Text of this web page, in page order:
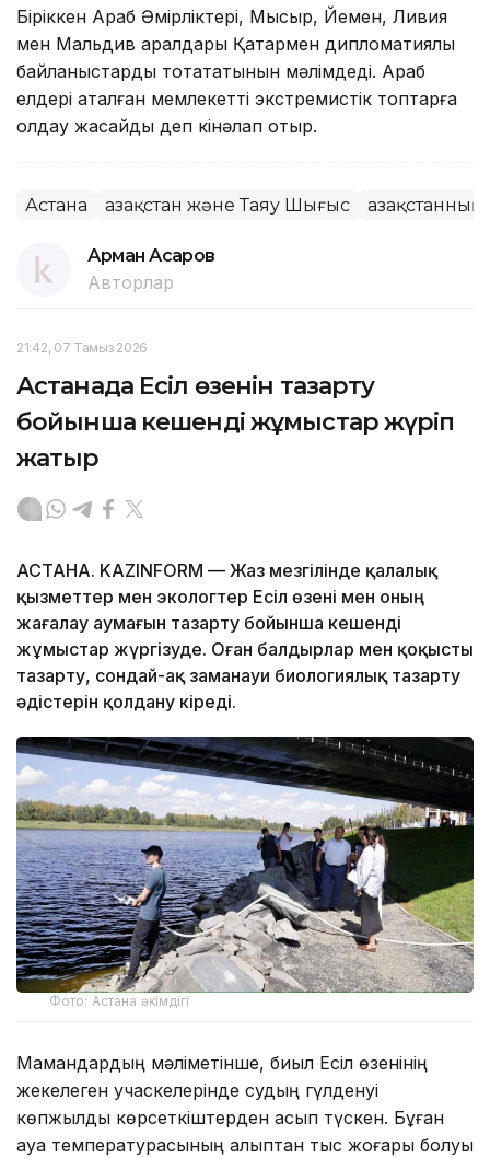
Біріккен Араб Әмірліктері, Мысыр, Йемен, Ливия
мен Мальдив аралдары Қатармен дипломатиялық
байланыстарды тоқтататынын мәлімдеді. Араб
елдері аталған мемлекетті экстремистік топтарға
қолдау жасайды деп кінәлап отыр.
Астана Қазақстан және Таяу Шығыс
Арман Асқаров
Авторлар
21:42, 07 Тамыз 2026
Астанада Есіл өзенін тазарту
бойынша кешенді жұмыстар жүріп
жатыр
АСТАНА. KAZINFORM — Жаз мезгілінде қалалық
қызметтер мен экологтер Есіл өзені мен оның
жағалау аумағын тазарту бойынша кешенді
жұмыстар жүргізуде. Оған балдырлар мен қоқысты
тазарту, сондай-ақ заманауи биологиялық тазарту
әдістерін қолдану кіреді.
Фото: Астана әкімдігі
Мамандардың мәліметінше, биыл Есіл өзенінің
жекелеген учаскелерінде судың гүлденуі
көпжылдық көрсеткіштерден асып түскен. Бұған
ауа температурасының қалыптан тыс жоғары болуы